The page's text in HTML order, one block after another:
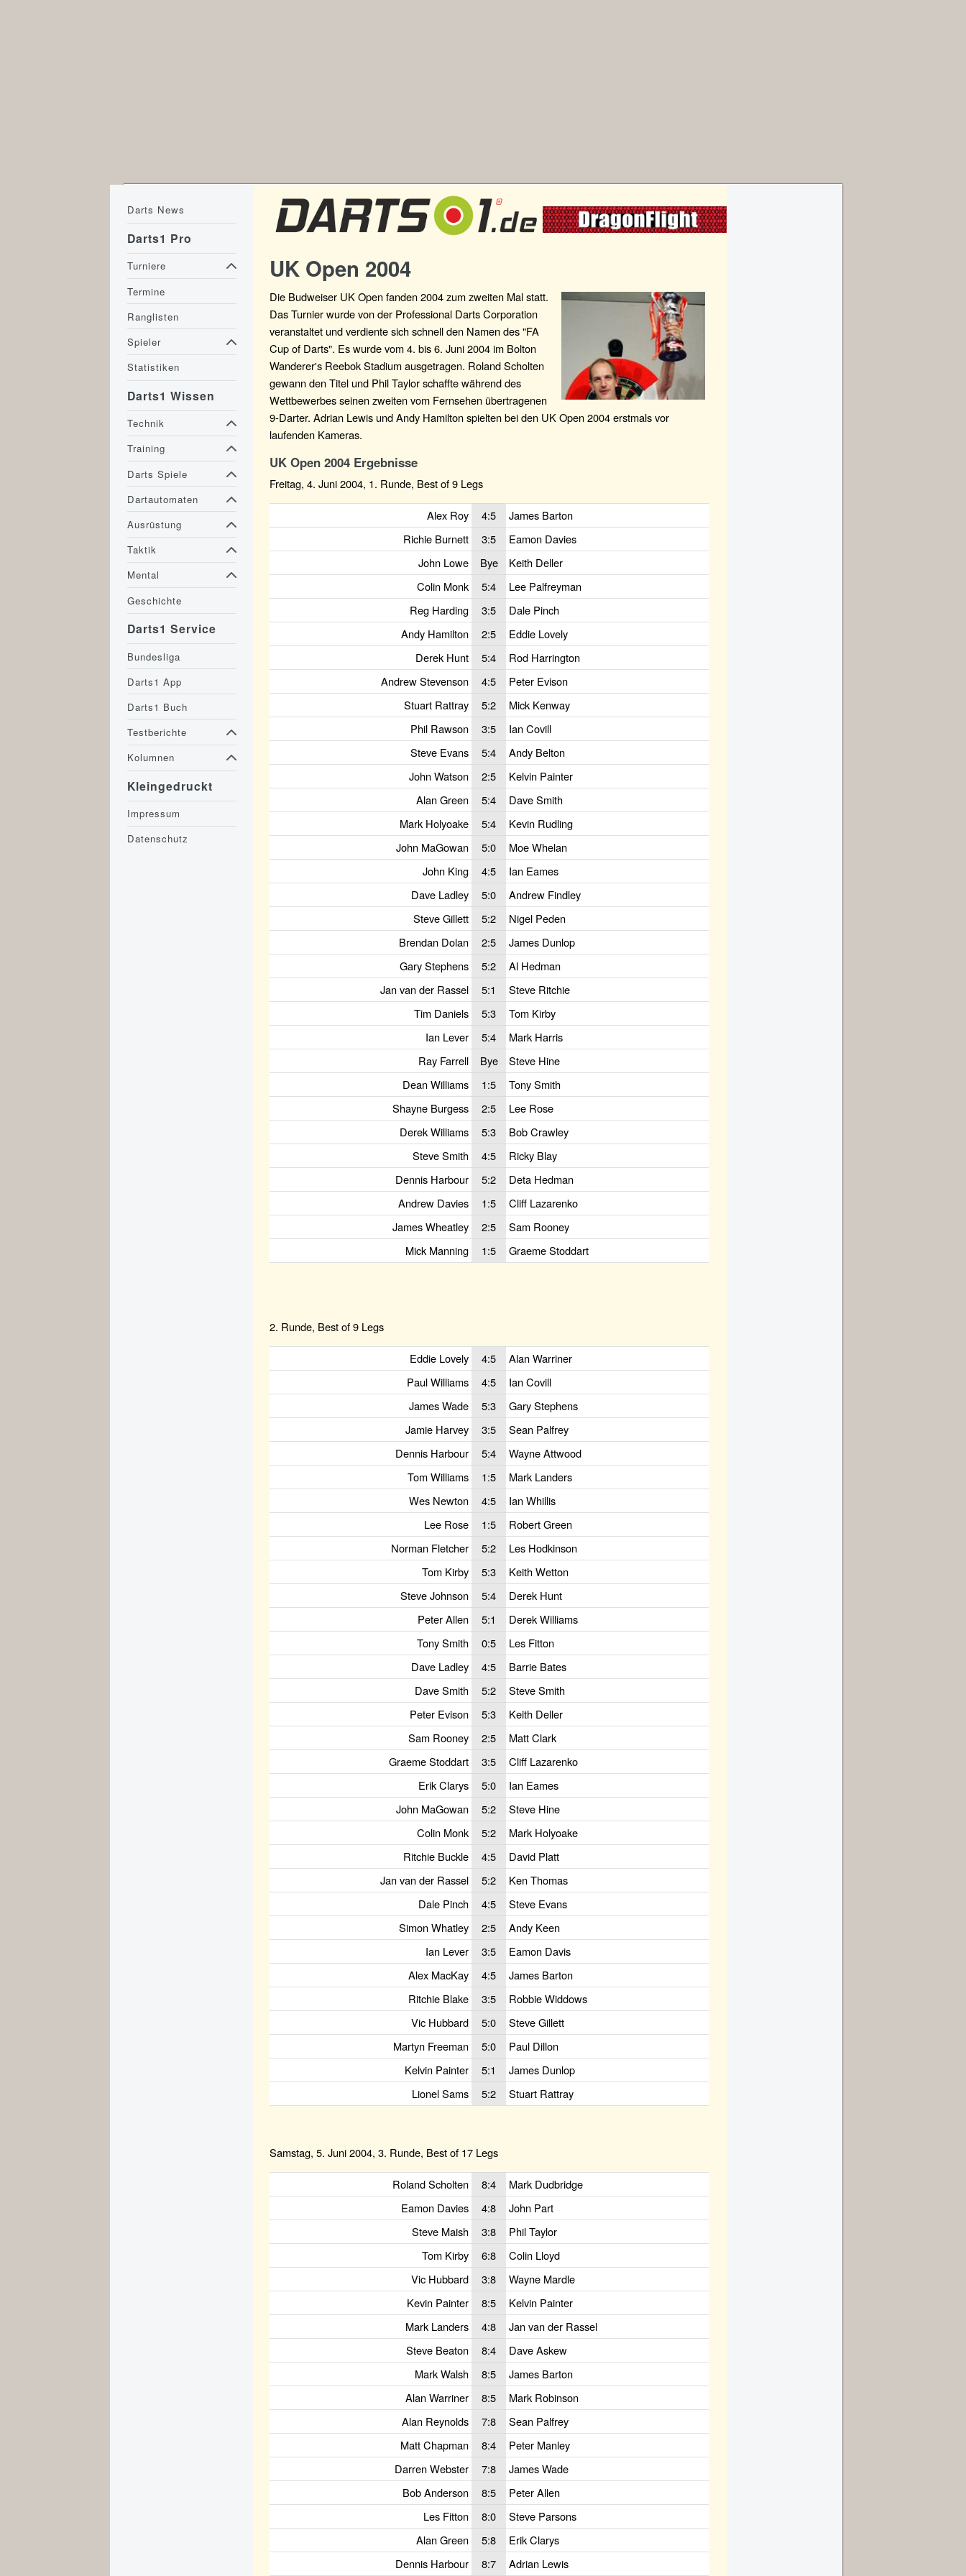
UK Open 2004
Die Budweiser UK Open fanden 2004 zum zweiten Mal statt.
Das Turnier wurde von der Professional Darts Corporation
veranstaltet und verdiente sich schnell den Namen des "FA
Cup of Darts". Es wurde vom 4. bis 6. Juni 2004 im Bolton
Wanderer's Reebok Stadium ausgetragen. Roland Scholten
gewann den Titel und Phil Taylor schaffte während des
Wettbewerbes seinen zweiten vom Fernsehen übertragenen
9-Darter. Adrian Lewis und Andy Hamilton spielten bei den UK Open 2004 erstmals vor
laufenden Kameras.
UK Open 2004 Ergebnisse
Freitag, 4. Juni 2004, 1. Runde, Best of 9 Legs
Alex Roy 4:5
James Barton
Richie Burnett
3:5
Eamon Davies
John Lowe
Bye
Keith Deller
Colin Monk
5:4
Lee Palfreyman
Reg Harding
3:5
Dale Pinch
Andy Hamilton
2:5
Eddie Lovely
Derek Hunt
5:4
Rod Harrington
Andrew Stevenson
4:5
Peter Evison
Stuart Rattray
5:2
Mick Kenway
Phil Rawson
3:5
Ian Covill
Steve Evans
5:4
Andy Belton
John Watson
2:5
Kelvin Painter
Alan Green
5:4
Dave Smith
Mark Holyoake
5:4
Kevin Rudling
John MaGowan
5:0
Moe Whelan
John King
4:5
Ian Eames
Dave Ladley
5:0
Andrew Findley
Steve Gillett
5:2
Nigel Peden
Brendan Dolan
2:5
James Dunlop
Gary Stephens
5:2
Al Hedman
Jan van der Rassel
5:1
Steve Ritchie
Tim Daniels
5:3
Tom Kirby
Ian Lever
5:4
Mark Harris
Ray Farrell
Bye
Steve Hine
Dean Williams
1:5
Tony Smith
Shayne Burgess
2:5
Lee Rose
Derek Williams
5:3
Bob Crawley
Steve Smith
4:5
Ricky Blay
Dennis Harbour
5:2
Deta Hedman
Andrew Davies
1:5
Cliff Lazarenko
James Wheatley
2:5
Sam Rooney
Mick Manning
1:5 Graeme Stoddart
2. Runde, Best of 9 Legs
Eddie Lovely 4:5
Alan Warriner
Paul Williams
4:5
Ian Covill
James Wade
5:3
Gary Stephens
Jamie Harvey
3:5
Sean Palfrey
Dennis Harbour
5:4
Wayne Attwood
Tom Williams
1:5
Mark Landers
Wes Newton
4:5
Ian Whillis
Lee Rose
1:5
Robert Green
Norman Fletcher
5:2
Les Hodkinson
Tom Kirby
5:3
Keith Wetton
Steve Johnson
5:4
Derek Hunt
Peter Allen
5:1
Derek Williams
Tony Smith
0:5
Les Fitton
Dave Ladley
4:5
Barrie Bates
Dave Smith
5:2
Steve Smith
Peter Evison
5:3
Keith Deller
Sam Rooney
2:5
Matt Clark
Graeme Stoddart
3:5
Cliff Lazarenko
Erik Clarys
5:0
Ian Eames
John MaGowan
5:2
Steve Hine
Colin Monk
5:2
Mark Holyoake
Ritchie Buckle
4:5
David Platt
Jan van der Rassel
5:2
Ken Thomas
Dale Pinch
4:5
Steve Evans
Simon Whatley
2:5
Andy Keen
Ian Lever
3:5
Eamon Davis
Alex MacKay
4:5
James Barton
Ritchie Blake
3:5
Robbie Widdows
Vic Hubbard
5:0
Steve Gillett
Martyn Freeman
5:0
Paul Dillon
Kelvin Painter
5:1
James Dunlop
Lionel Sams
5:2 Stuart Rattray
Samstag, 5. Juni 2004, 3. Runde, Best of 17 Legs
Roland Scholten 8:4
Mark Dudbridge
Eamon Davies
4:8
John Part
Steve Maish
3:8
Phil Taylor
Tom Kirby
6:8
Colin Lloyd
Vic Hubbard
3:8
Wayne Mardle
Kevin Painter
8:5
Kelvin Painter
Mark Landers
4:8
Jan van der Rassel
Steve Beaton
8:4
Dave Askew
Mark Walsh
8:5
James Barton
Alan Warriner
8:5
Mark Robinson
Alan Reynolds
7:8
Sean Palfrey
Matt Chapman
8:4
Peter Manley
Darren Webster
7:8
James Wade
Bob Anderson
8:5
Peter Allen
Les Fitton
8:0
Steve Parsons
Alan Green
5:8
Erik Clarys
Dennis Harbour
8:7 Adrian Lewis
Darts News
Darts1 Pro
Turniere
Termine
Ranglisten
Spieler
Statistiken
Darts1 Wissen
Technik
Training
Darts Spiele
Dartautomaten
Ausrüstung
Taktik
Mental
Geschichte
Darts1 Service
Bundesliga
Darts1 App
Darts1 Buch
Testberichte
Kolumnen
Kleingedruckt
Impressum
Datenschutz